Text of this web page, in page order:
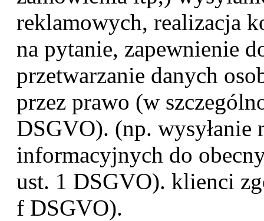
reklamowych, realizacja
na pytanie, zapewnienie
przetwarzanie danych
przez prawo (w
DSGVO). (np. wysyłanie
informacyjnych do
ust. 1 DSGVO). klienci
f DSGVO).